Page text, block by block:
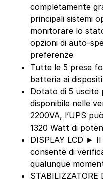
completamente
principali sistemi
monitorare lo
opzioni di auto-
preferenze
Tutte le 5 prese
batteria ai
Dotato di 5
disponibile nelle
2200VA, l’UPS
1320 Watt di
DISPLAY LCD ►
consente di
qualunque